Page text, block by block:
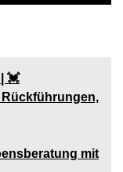
💓️️
Rückführungen,
mit